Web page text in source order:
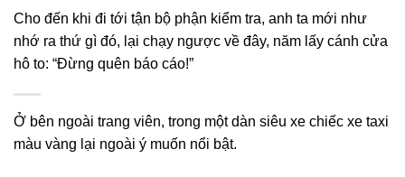
Cho đến khi đi tới tận bộ phận kiểm tra, anh ta mới như
nhớ ra thứ gì đó, lại chạy ngược về đây, năm lấy cánh cửa
hô to: “Đừng quên báo cáo!”
Ở bên ngoài trang viên, trong một dàn siêu xe chiếc xe taxi
màu vàng lại ngoài ý muốn nổi bật.